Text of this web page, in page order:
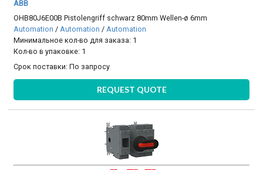
ABB
OHB80J6E00B Pistolengriff schwarz 80mm Wellen-ø 6mm
Automation /Automation /Automation
Минимальное кол-во для заказа: 1
Кол-во в упаковке: 1
Срок поставки:По запросу
REQUEST QUOTE